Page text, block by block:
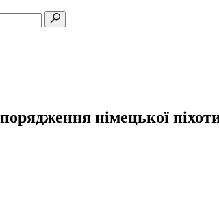
німецької